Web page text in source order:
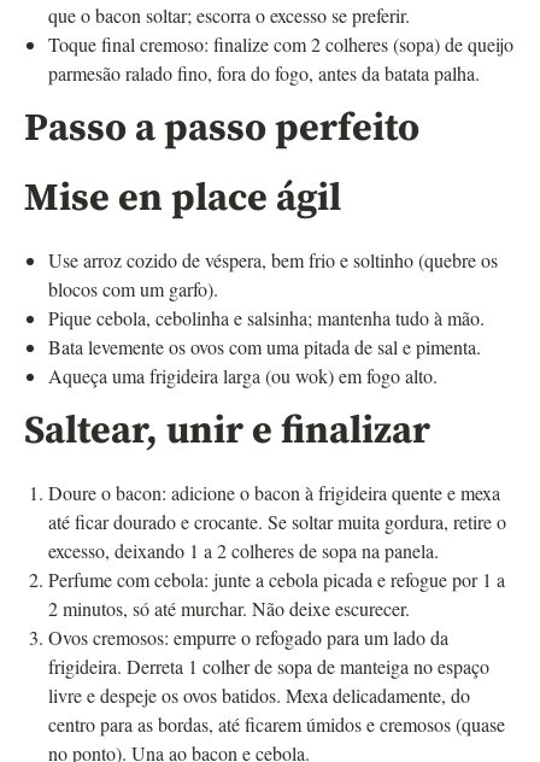
que o bacon soltar; escorra o excesso se preferir.
Toque final cremoso: finalize com 2 colheres (sopa) de queijo
parmesão ralado fino, fora do fogo, antes da batata palha.
Passo a passo perfeito
Mise en place ágil
Use arroz cozido de véspera, bem frio e soltinho (quebre os
blocos com um garfo).
Pique cebola, cebolinha e salsinha; mantenha tudo à mão.
Bata levemente os ovos com uma pitada de sal e pimenta.
Aqueça uma frigideira larga (ou wok) em fogo alto.
Saltear, unir e finalizar
Doure o bacon: adicione o bacon à frigideira quente e mexa
até ficar dourado e crocante. Se soltar muita gordura, retire o
excesso, deixando 1 a 2 colheres de sopa na panela.
Perfume com cebola: junte a cebola picada e refogue por 1 a
2 minutos, só até murchar. Não deixe escurecer.
Ovos cremosos: empurre o refogado para um lado da
frigideira. Derreta 1 colher de sopa de manteiga no espaço
livre e despeje os ovos batidos. Mexa delicadamente, do
centro para as bordas, até ficarem úmidos e cremosos (quase
no ponto). Una ao bacon e cebola.